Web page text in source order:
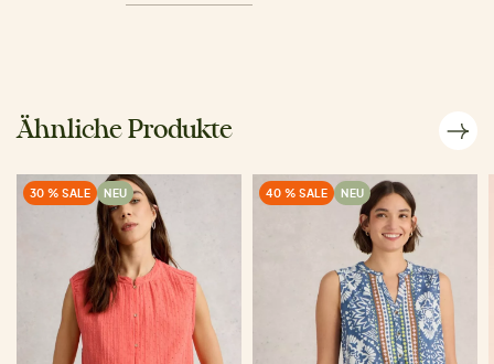
Ähnliche Produkte
30 % SALE NEU 40 % SALE NEU